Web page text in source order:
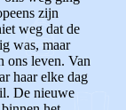
zijn
weg dat de
was, maar
ons leven. Van
haar elke dag
De nieuwe